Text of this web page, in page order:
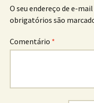
O seu endereço de e-
obrigatórios são
Comentário *